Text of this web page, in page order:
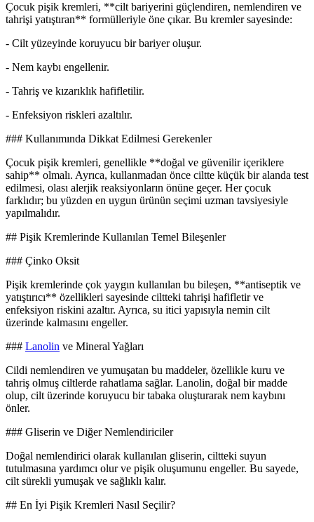
Çocuk pişik kremleri, **cilt bariyerini güçlendiren, nemlendiren ve
tahrişi yatıştıran** formülleriyle öne çıkar. Bu kremler sayesinde:
- Cilt yüzeyinde koruyucu bir bariyer oluşur.
- Nem kaybı engellenir.
- Tahriş ve kızarıklık hafifletilir.
- Enfeksiyon riskleri azaltılır.
### Kullanımında Dikkat Edilmesi Gerekenler
Çocuk pişik kremleri, genellikle **doğal ve güvenilir içeriklere
sahip** olmalı. Ayrıca, kullanmadan önce ciltte küçük bir alanda test
edilmesi, olası alerjik reaksiyonların önüne geçer. Her çocuk
farklıdır; bu yüzden en uygun ürünün seçimi uzman tavsiyesiyle
yapılmalıdır.
## Pişik Kremlerinde Kullanılan Temel Bileşenler
### Çinko Oksit
Pişik kremlerinde çok yaygın kullanılan bu bileşen, **antiseptik ve
yatıştırıcı** özellikleri sayesinde ciltteki tahrişi hafifletir ve
enfeksiyon riskini azaltır. Ayrıca, su itici yapısıyla nemin cilt
üzerinde kalmasını engeller.
### Lanolin ve Mineral Yağları
Cildi nemlendiren ve yumuşatan bu maddeler, özellikle kuru ve
tahriş olmuş ciltlerde rahatlama sağlar. Lanolin, doğal bir madde
olup, cilt üzerinde koruyucu bir tabaka oluşturarak nem kaybını
önler.
### Gliserin ve Diğer Nemlendiriciler
Doğal nemlendirici olarak kullanılan gliserin, ciltteki suyun
tutulmasına yardımcı olur ve pişik oluşumunu engeller. Bu sayede,
cilt sürekli yumuşak ve sağlıklı kalır.
## En İyi Pişik Kremleri Nasıl Seçilir?